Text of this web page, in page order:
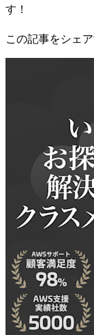
す！
この記事をシェ